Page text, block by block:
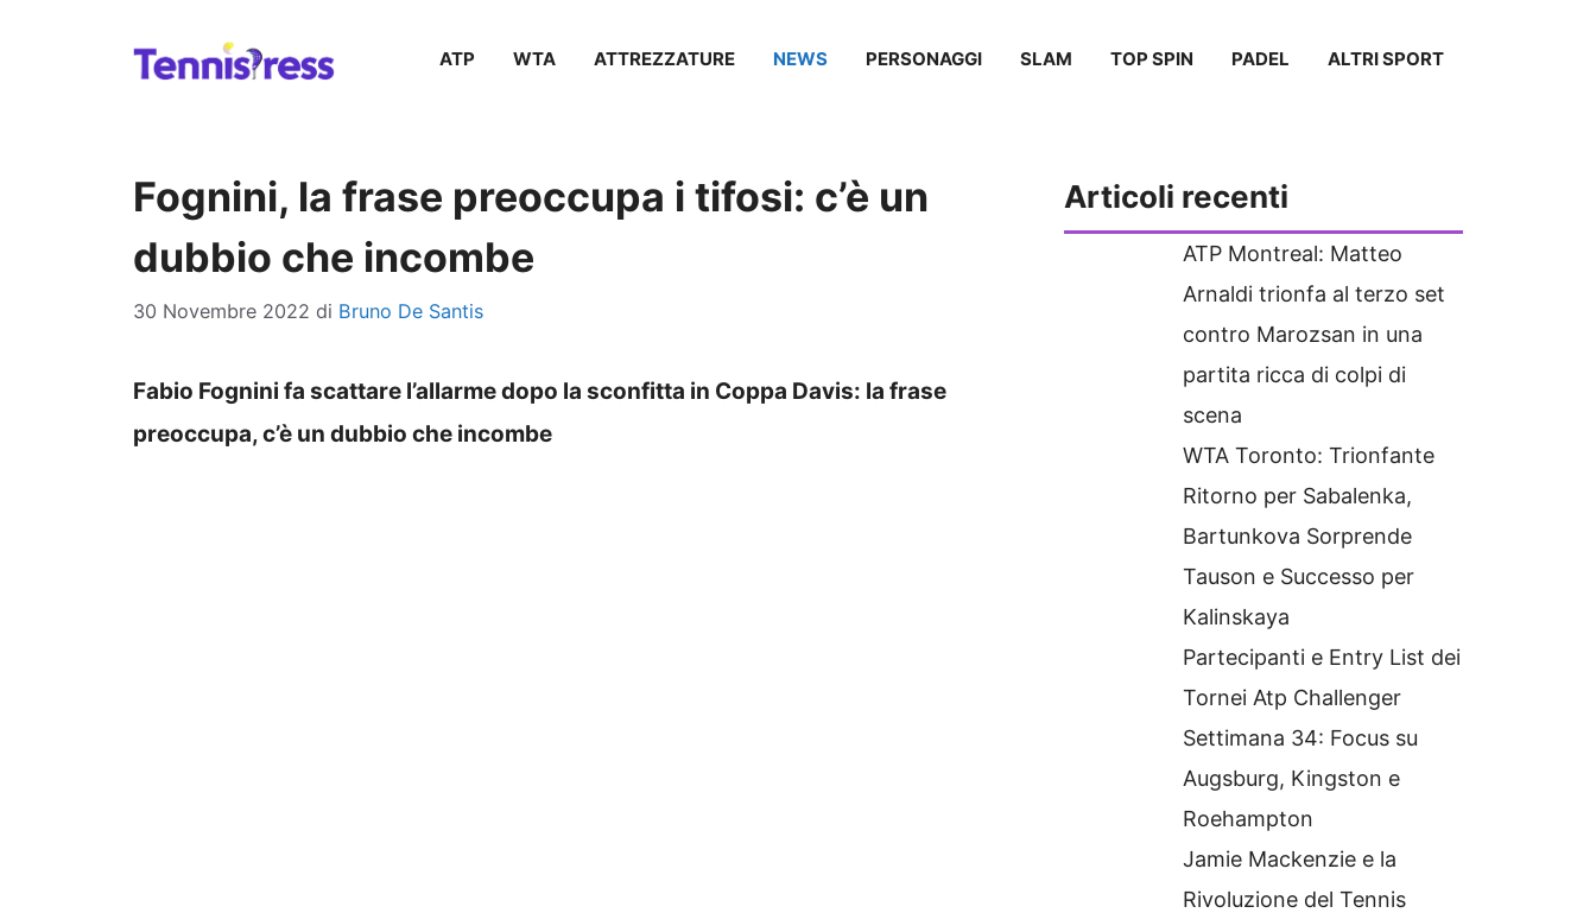
ATP WTA ATTREZZATURE NEWS PERSONAGGI SLAM TOP SPIN PADEL ALTRI SPORT
Fognini, la frase preoccupa i tifosi: c’è un
dubbio che incombe
30 Novembre 2022 di Bruno De Santis
Fabio Fognini fa scattare l’allarme dopo la sconfitta in Coppa Davis: la frase
preoccupa, c’è un dubbio che incombe
Articoli recenti
ATP Montreal: Matteo
Arnaldi trionfa al terzo set
contro Marozsan in una
partita ricca di colpi di
scena
WTA Toronto: Trionfante
Ritorno per Sabalenka,
Bartunkova Sorprende
Tauson e Successo per
Kalinskaya
Partecipanti e Entry List dei
Tornei Atp Challenger
Settimana 34: Focus su
Augsburg, Kingston e
Roehampton
Jamie Mackenzie e la
Rivoluzione del Tennis